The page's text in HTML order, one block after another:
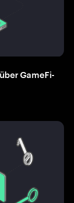
GameFi-